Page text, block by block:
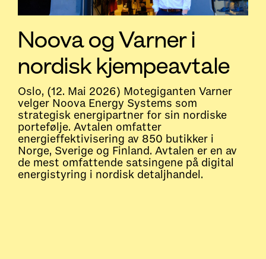
Noova og Varner i
nordisk kjempeavtale
Oslo, (12. Mai 2026) Motegiganten Varner
velger Noova Energy Systems som
strategisk energipartner for sin nordiske
portefølje. Avtalen omfatter
energieffektivisering av 850 butikker i
Norge, Sverige og Finland. Avtalen er en av
de mest omfattende satsingene på digital
energistyring i nordisk detaljhandel.